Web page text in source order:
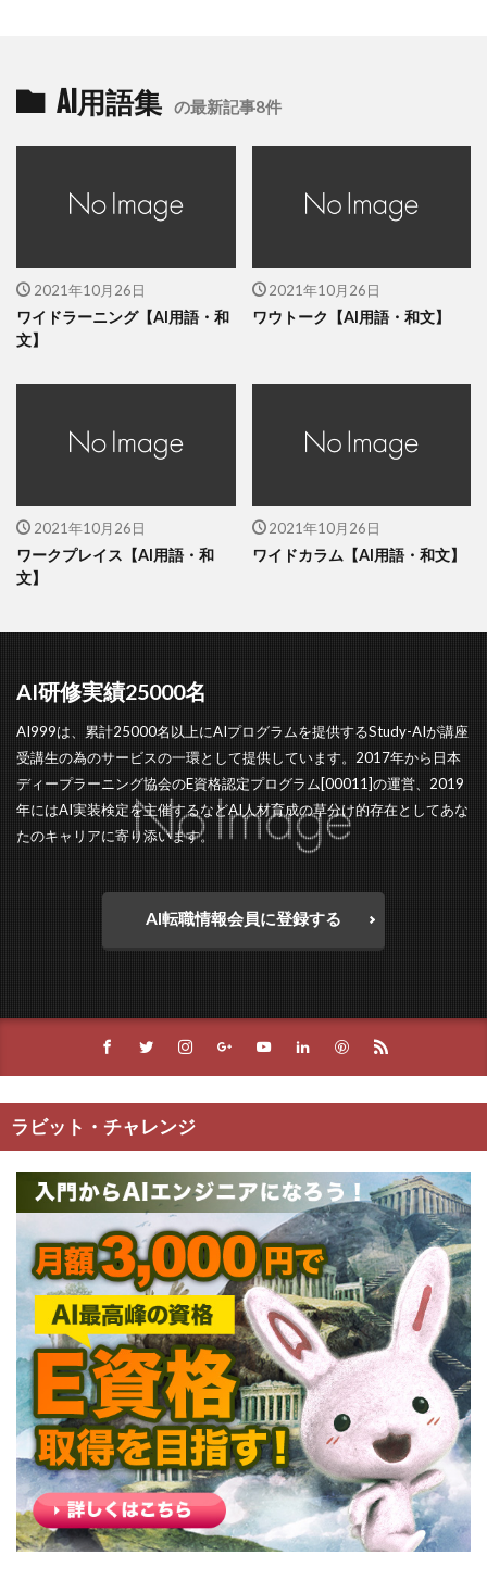
AI用語集 の最新記事8件
2021年10月26日
ワイドラーニング【AI用語・和
文】
2021年10月26日
ワウトーク【AI用語・和文】
2021年10月26日
ワークプレイス【AI用語・和
文】
2021年10月26日
ワイドカラム【AI用語・和文】
AI研修実績25000名
AI999は、累計25000名以上にAIプログラムを提供するStudy-AIが講座
受講生の為のサービスの一環として提供しています。2017年から日本
ディープラーニング協会のE資格認定プログラム[00011]の運営、2019
年にはAI実装検定を主催するなどAI人材育成の草分け的存在としてあな
たのキャリアに寄り添います。
AI転職情報会員に登録する
ラビット・チャレンジ